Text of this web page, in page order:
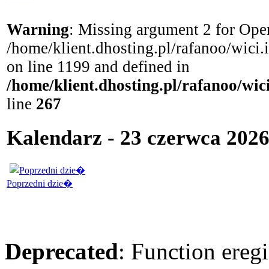
Warning: Missing argument 2 for
/home/klient.dhosting.pl/rafanoo/
on line 1199 and defined in
/home/klient.dhosting.pl/rafanoo/
line 267
Kalendarz - 23 czerwca
Poprzedni dzie�
Deprecated: Function